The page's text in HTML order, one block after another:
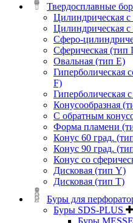
Твердосплавные
Цилиндрическая
Цилиндрическая
Сферо-
Сферическая (тип
Овальная (тип Е)
Гиперболическая
F)
Гиперболическая
Конусообразная
C обратным
Форма пламени
Конус 60 град.
Конус 90 град.
Конус со
Дисковая (тип Y)
Дисковая (тип Т)
Буры для
Буры SDS-PLUS
Буры